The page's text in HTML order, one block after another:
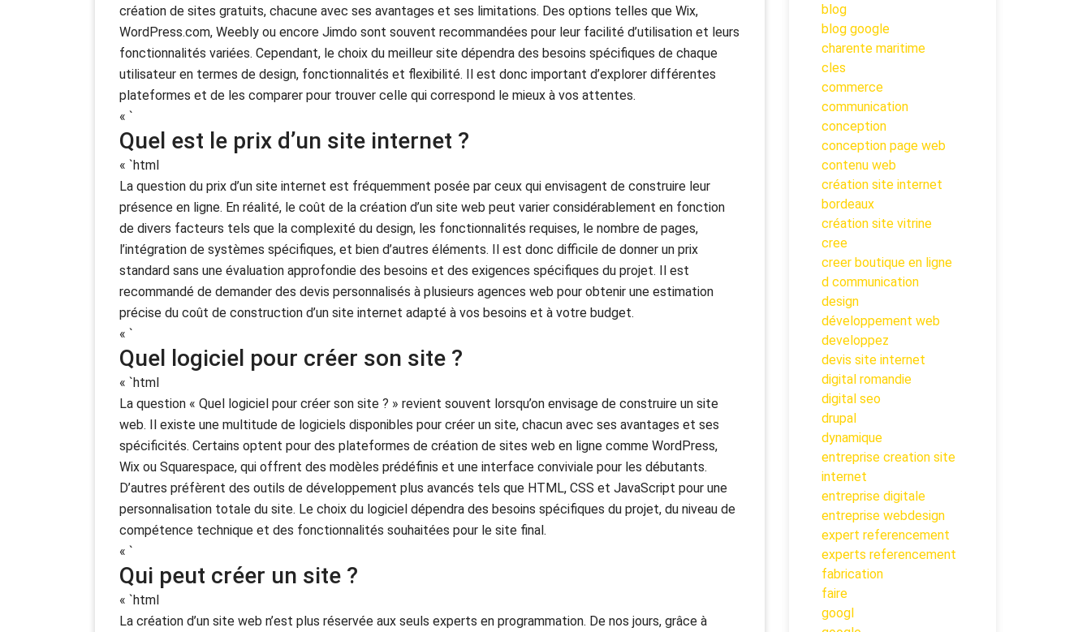
création de sites gratuits, chacune avec ses avantages et ses limitations. Des options telles que Wix,
WordPress.com, Weebly ou encore Jimdo sont souvent recommandées pour leur facilité d’utilisation et leurs
fonctionnalités variées. Cependant, le choix du meilleur site dépendra des besoins spécifiques de chaque
utilisateur en termes de design, fonctionnalités et flexibilité. Il est donc important d’explorer différentes
plateformes et de les comparer pour trouver celle qui correspond le mieux à vos attentes.
« `
Quel est le prix d’un site internet ?
« `html
La question du prix d’un site internet est fréquemment posée par ceux qui envisagent de construire leur
présence en ligne. En réalité, le coût de la création d’un site web peut varier considérablement en fonction
de divers facteurs tels que la complexité du design, les fonctionnalités requises, le nombre de pages,
l’intégration de systèmes spécifiques, et bien d’autres éléments. Il est donc difficile de donner un prix
standard sans une évaluation approfondie des besoins et des exigences spécifiques du projet. Il est
recommandé de demander des devis personnalisés à plusieurs agences web pour obtenir une estimation
précise du coût de construction d’un site internet adapté à vos besoins et à votre budget.
« `
Quel logiciel pour créer son site ?
« `html
La question « Quel logiciel pour créer son site ? » revient souvent lorsqu’on envisage de construire un site
web. Il existe une multitude de logiciels disponibles pour créer un site, chacun avec ses avantages et ses
spécificités. Certains optent pour des plateformes de création de sites web en ligne comme WordPress,
Wix ou Squarespace, qui offrent des modèles prédéfinis et une interface conviviale pour les débutants.
D’autres préfèrent des outils de développement plus avancés tels que HTML, CSS et JavaScript pour une
personnalisation totale du site. Le choix du logiciel dépendra des besoins spécifiques du projet, du niveau de
compétence technique et des fonctionnalités souhaitées pour le site final.
« `
Qui peut créer un site ?
« `html
La création d’un site web n’est plus réservée aux seuls experts en programmation. De nos jours, grâce à
blog
blog google
charente maritime
cles
commerce
communication
conception
conception page web
contenu web
création site internet
bordeaux
création site vitrine
cree
creer boutique en ligne
d communication
design
développement web
developpez
devis site internet
digital romandie
digital seo
drupal
dynamique
entreprise creation site
internet
entreprise digitale
entreprise webdesign
expert referencement
experts referencement
fabrication
faire
googl